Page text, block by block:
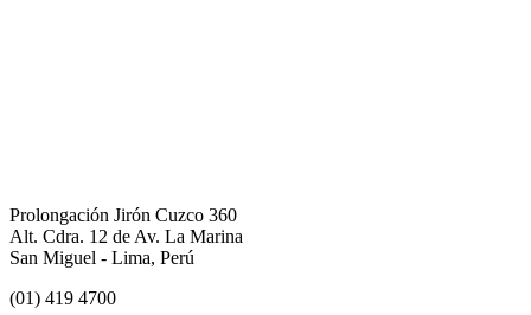
Prolongación Jirón Cuzco 360
Alt. Cdra. 12 de Av. La Marina
San Miguel - Lima, Perú
(01) 419 4700